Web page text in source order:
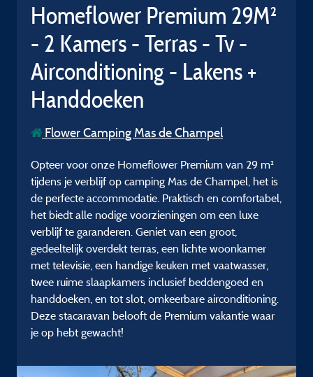
Homeflower Premium 29M²
- 2 Kamers - Terras - Tv -
Airconditioning - Lakens +
Handdoeken
Flower Camping Mas de Champel
Opteer voor onze Homeflower Premium van 29 m²
tijdens je verblijf op camping Mas de Champel, het is
de perfecte accommodatie. Praktisch en comfortabel,
het biedt alle nodige voorzieningen om een luxe
verblijf te garanderen. Geniet van een groot,
gedeeltelijk overdekt terras, een lichte woonkamer
met televisie, een handige keuken met vaatwasser,
twee ruime slaapkamers inclusief beddengoed en
handdoeken, en tot slot, omkeerbare airconditioning.
Deze stacaravan belooft de Premium vakantie waar
je op hebt gewacht!